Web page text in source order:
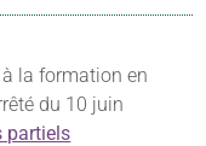
à la formation en
du 10 juin
partiels